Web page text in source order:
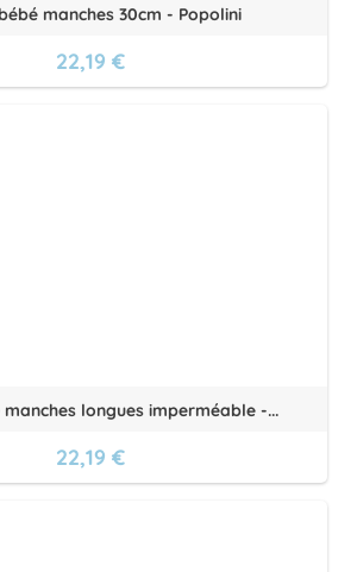
manches 30cm - Popolini
22,19 €
longues imperméable -...
22,19 €